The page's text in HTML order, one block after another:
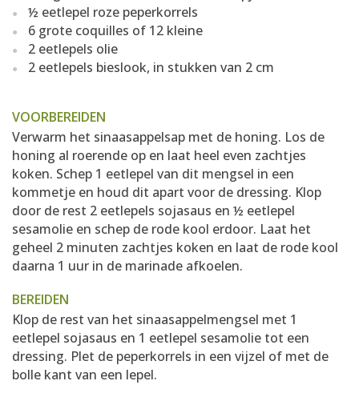
½ eetlepel roze peperkorrels
6 grote coquilles of 12 kleine
2 eetlepels olie
2 eetlepels bieslook, in stukken van 2 cm
VOORBEREIDEN
Verwarm het sinaasappelsap met de honing. Los de
honing al roerende op en laat heel even zachtjes
koken. Schep 1 eetlepel van dit mengsel in een
kommetje en houd dit apart voor de dressing. Klop
door de rest 2 eetlepels sojasaus en ½ eetlepel
sesamolie en schep de rode kool erdoor. Laat het
geheel 2 minuten zachtjes koken en laat de rode kool
daarna 1 uur in de marinade afkoelen.
BEREIDEN
Klop de rest van het sinaasappelmengsel met 1
eetlepel sojasaus en 1 eetlepel sesamolie tot een
dressing. Plet de peperkorrels in een vijzel of met de
bolle kant van een lepel.